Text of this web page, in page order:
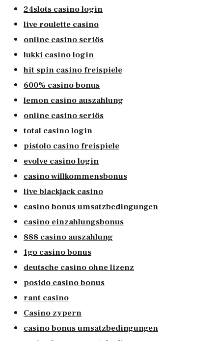
24slots casino login
live roulette casino
online casino seriös
lukki casino login
hit spin casino freispiele
600% casino bonus
lemon casino auszahlung
online casino seriös
total casino login
pistolo casino freispiele
evolve casino login
casino willkommensbonus
live blackjack casino
casino bonus umsatzbedingungen
casino einzahlungsbonus
888 casino auszahlung
1go casino bonus
deutsche casino ohne lizenz
posido casino bonus
rant casino
Casino zypern
casino bonus umsatzbedingungen